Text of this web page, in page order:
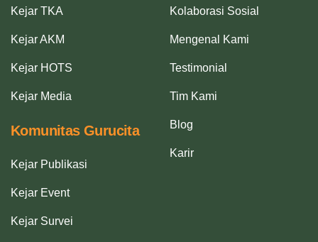
Kejar TKA
Kejar AKM
Kejar HOTS
Kejar Media
Komunitas Gurucita
Kejar Publikasi
Kejar Event
Kejar Survei
Kolaborasi Sosial
Mengenal Kami
Testimonial
Tim Kami
Blog
Karir